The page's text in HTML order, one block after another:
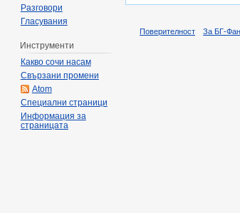
Разговори
Гласувания
Инструменти
Какво сочи насам
Свързани промени
Atom
Специални страници
Информация за
страницата
Поверителност За БГ-